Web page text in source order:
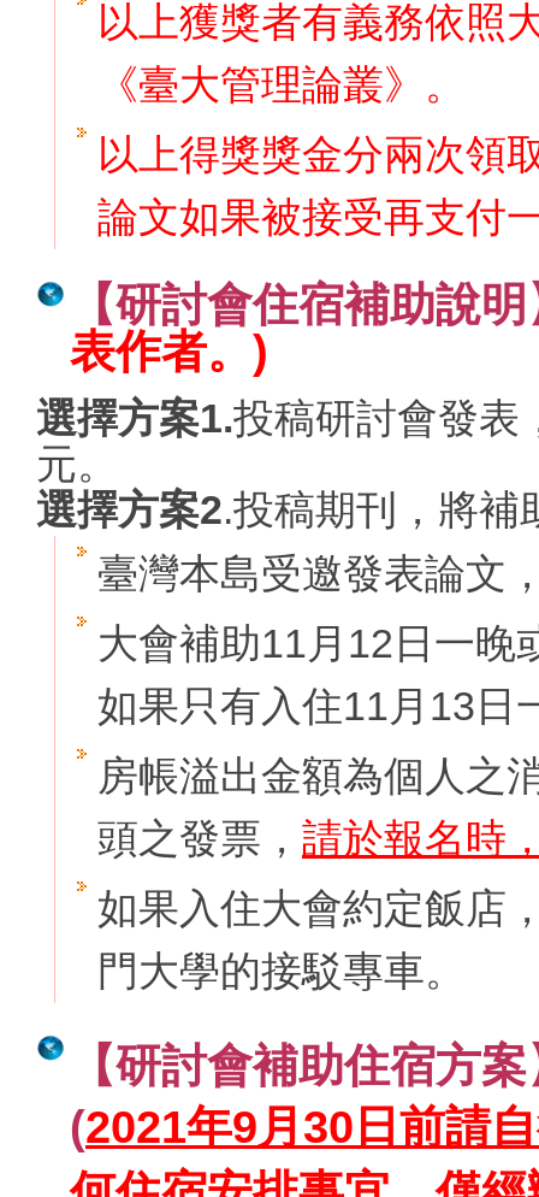
以上獲獎者有義務依照
《臺大管理論叢》。
以上得獎獎金分兩次領
論文如果被接受再支付
【研討會住宿補助說
表作者。)
選擇方案1.投稿研討會發表
元。
選擇方案2.投稿期刊，將補
臺灣本島受邀發表論文
大會補助11月12日一晚
如果只有入住11月13日
房帳溢出金額為個人之
頭之發票， 請於報名時
如果入住大會約定飯店
門大學的接駁專車。
【研討會補助住宿方
(2021年9月30日前請